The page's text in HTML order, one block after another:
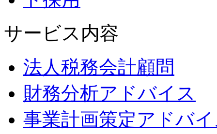
サービス内容
法人税務会計顧問
財務分析アドバイス
事業計画策定アドバ